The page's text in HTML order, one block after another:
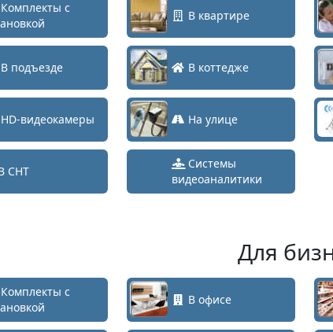
Комплекты с
В квартире
В подъезде В коттедже
HD-видеокамеры На улице
СНТ
Системы
видеоаналитики
Для
Комплекты с
В офисе